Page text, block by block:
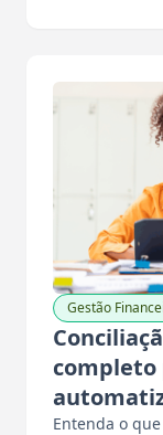
Gestão
completo
Entenda o